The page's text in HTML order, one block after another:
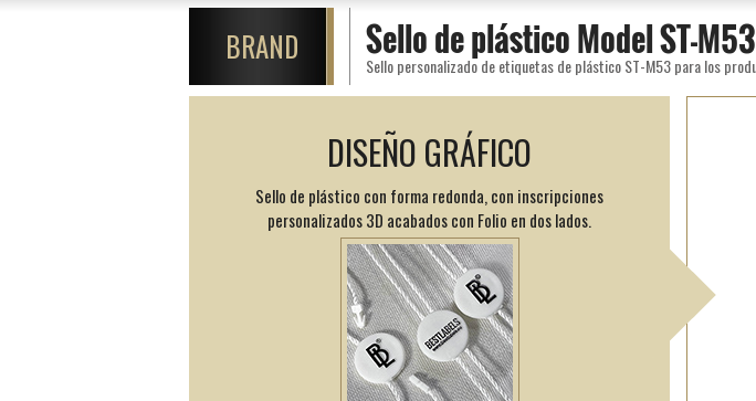
BRAND Sello de plástico Model ST-M53
DISEÑO GRÁFICO
Sello de plástico con forma redonda, con inscripciones
personalizados 3D acabados con Folio en dos lados.